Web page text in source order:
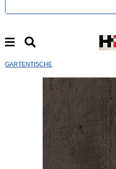
GARTENTISCHE